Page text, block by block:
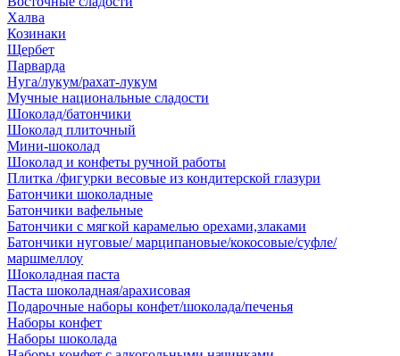
Халва
Козинаки
Щербет
Парварда
Нуга/лукум/рахат-лукум
Мучные национальные сладости
Шоколад/батончики
Шоколад плиточный
Мини-шоколад
Шоколад и конфеты ручной работы
Плитка /фигурки весовые из кондитерской глазури
Батончики шоколадные
Батончики вафельные
Батончики с мягкой карамелью орехами,злаками
Батончики нуговые/ марципановые/кокосовые/суфле/
маршмеллоу
Шоколадная паста
Паста шоколадная/арахисовая
Подарочные наборы конфет/шоколада/печенья
Наборы конфет
Наборы шоколада